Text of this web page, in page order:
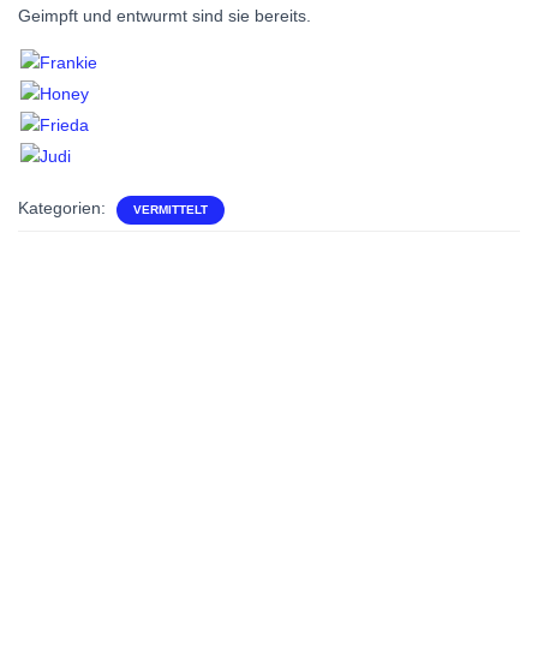
Geimpft und entwurmt sind sie bereits.
Kategorien: VERMITTELT